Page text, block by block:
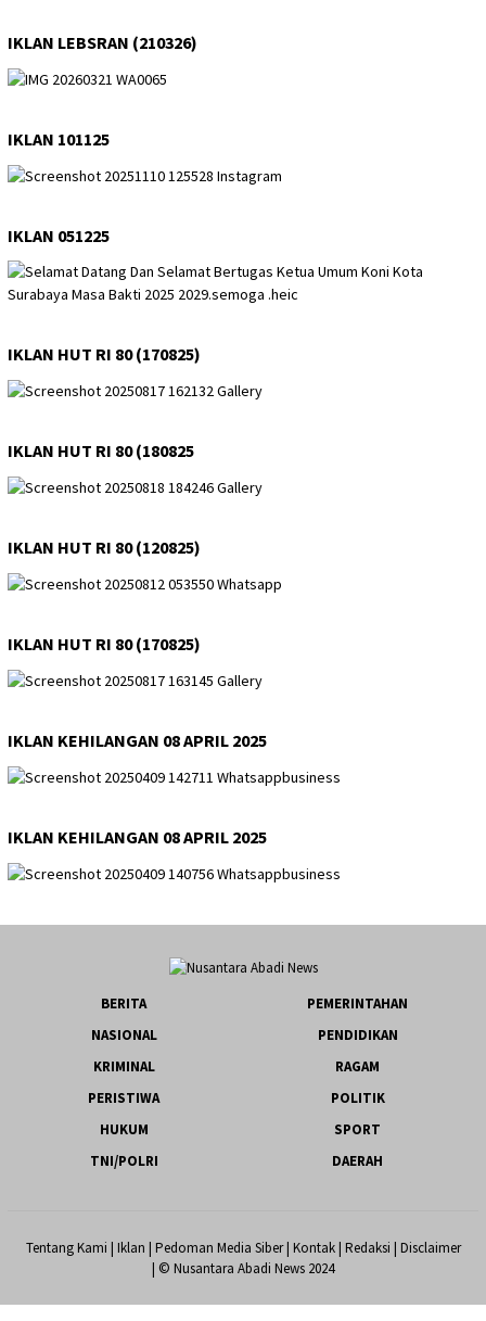
IKLAN LEBSRAN (210326)
IKLAN 101125
IKLAN 051225
IKLAN HUT RI 80 (170825)
IKLAN HUT RI 80 (180825
IKLAN HUT RI 80 (120825)
IKLAN HUT RI 80 (170825)
IKLAN KEHILANGAN 08 APRIL 2025
IKLAN KEHILANGAN 08 APRIL 2025
BERITA
PEMERINTAHAN
NASIONAL
PENDIDIKAN
KRIMINAL
RAGAM
PERISTIWA
POLITIK
HUKUM
SPORT
TNI/POLRI
DAERAH
Tentang Kami | Iklan | Pedoman Media Siber| Kontak| Redaksi | Disclaimer
| © Nusantara Abadi News 2024